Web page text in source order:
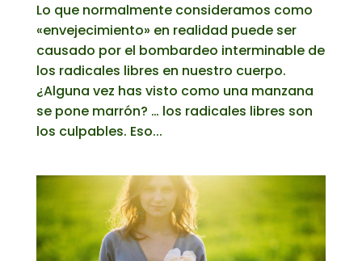
Lo que normalmente consideramos como
«envejecimiento» en realidad puede ser
causado por el bombardeo interminable de
los radicales libres en nuestro cuerpo.
¿Alguna vez has visto como una manzana
se pone marrón? … los radicales libres son
los culpables. Eso...